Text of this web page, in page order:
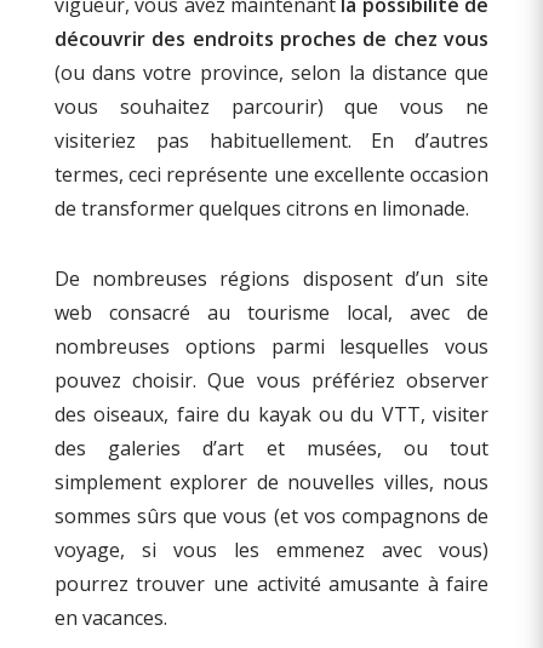
découvrir des endroits proches de chez vous
(ou dans votre province, selon la distance que
vous souhaitez parcourir) que vous ne
visiteriez pas habituellement. En d’autres
termes, ceci représente une excellente occasion
de transformer quelques citrons en limonade.
De nombreuses régions disposent d’un site
web consacré au tourisme local, avec de
nombreuses options parmi lesquelles vous
pouvez choisir. Que vous préfériez observer
des oiseaux, faire du kayak ou du VTT, visiter
des galeries d’art et musées, ou tout
simplement explorer de nouvelles villes, nous
sommes sûrs que vous (et vos compagnons de
voyage, si vous les emmenez avec vous)
pourrez trouver une activité amusante à faire
en vacances.